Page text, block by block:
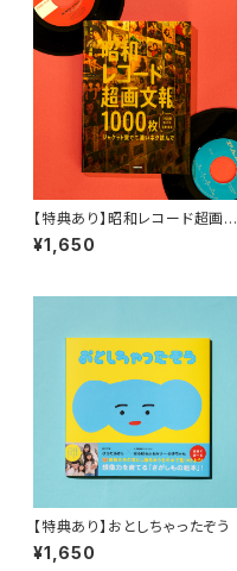
【特典あり】昭和レコード超画文
報1000枚 〜ジャケット愛でて
濃いネタ読んで〜
¥1,650
【特典あり】おとしちゃったぞう
¥1,650